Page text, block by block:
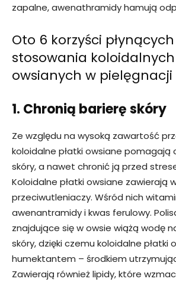
zapalne, awenathramidy hamują
Oto 6 korzyści
stosowania
owsianych w pielęgnacji
1. Chronią barierę skóry
Ze względu na wysoką zawartość
koloidalne płatki owsiane pomagają
skóry, a nawet chronić ją przed
Koloidalne płatki owsiane zawierają
przeciwutleniaczy. Wśród nich
awenantramidy i kwas ferulowy.
znajdujące się w owsie wiążą wodę
skóry, dzięki czemu koloidalne płatki
humektantem – środkiem
Zawierają również lipidy, które